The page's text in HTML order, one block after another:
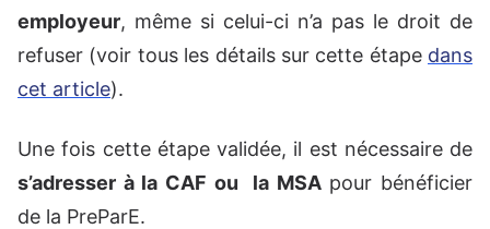
employeur, même si celui-ci n’a pas le droit de
refuser (voir tous les détails sur cette étape dans
cet article).
Une fois cette étape validée, il est nécessaire de
s’adresser à la CAF ou la MSApour bénéficier
de la PreParE.